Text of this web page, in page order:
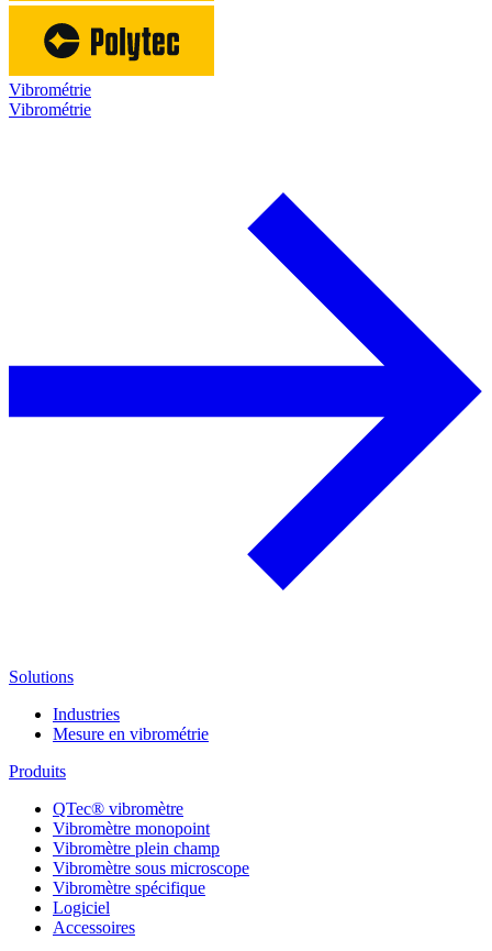
Vibrométrie
Vibrométrie
Solutions
Industries
Mesure en vibrométrie
Produits
QTec® vibromètre
Vibromètre monopoint
Vibromètre plein champ
Vibromètre sous microscope
Vibromètre spécifique
Logiciel
Accessoires